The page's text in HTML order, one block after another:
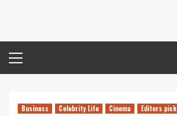
Menu
Business Celebrity Life Cinema Editors pick